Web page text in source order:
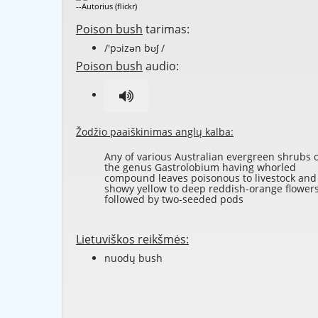
--Autorius (flickr)
Poison bush tarimas:
/'pɔizən bʊʃ /
Poison bush audio:
Žodžio paaiškinimas anglų kalba:
Any of various Australian evergreen shrubs
the genus Gastrolobium having whorled
compound leaves poisonous to livestock and
showy yellow to deep reddish-orange
followed by two-seeded pods
Lietuviškos reikšmės:
nuodų bush